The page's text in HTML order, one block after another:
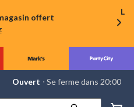
offert
La
votre
préféré
Ouvert ⋅ Se ferme dans 20:00